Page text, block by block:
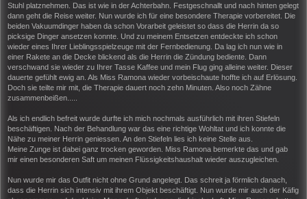
Stuhl platznehmen. Das ist wie in der Achterbahn. Festgeschnallt und nach hinten gelegt
dann geht die Reise weiter. Nun wurde ich für eine besondere Therapie vorbereitet. Die
beiden Vakuumdinger haben da schon Vorarbeit geleistet so dass die Herrin da so
picksige Dinger ansetzen konnte. Und zu meinem Entsetzen entdeckte ich schon
wieder eines Ihrer Lieblingsspielzeuge mit der Fernbedienung. Da lag ich nun wie in
einer Rakete an die Decke blickend als die Herrin die Zündung bediente. Dann
verschwand sie wieder zu Ihrer Tasse Kaffee und mein Flug ging alleine weiter. Dieser
dauerte gefühlt ewig an. Als Miss Ramona wieder vorbeischaute hoffte ich auf Erlösung.
Doch sie teilte mir mit, die Therapie dauert noch zehn Minuten. Also noch Zähne
zusammenbeißen.....
Als ich endlich befreit wurde durfte ich mich nochmals ausführlich mit ihren Stiefeln
beschäftigen. Nach der Behandlung war das eine richtige Wohltat und ich konnte die
Nähe zu meiner Herrin geniessen. An den Stiefeln lies ich keine Stelle aus.
Meine Zunge ist dabei ganz trocken geworden. Miss Ramona bemerkte das und gab
mir einen besonderen Saft um meinen Flüssigkeitshaushalt wieder auszugleichen.
Nun wurde mir das Outfit nicht ohne Grund angelegt. Das schreit ja förmlich danach,
dass die Herrin sich intensiv mit ihrem Objekt beschäftigt. Nun wurde mir auch der Käfig